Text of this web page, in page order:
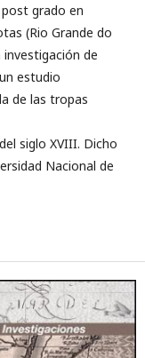
grado en
(Rio Grande do
de
estudio
de las tropas
siglo XVIII. Dicho
Nacional de